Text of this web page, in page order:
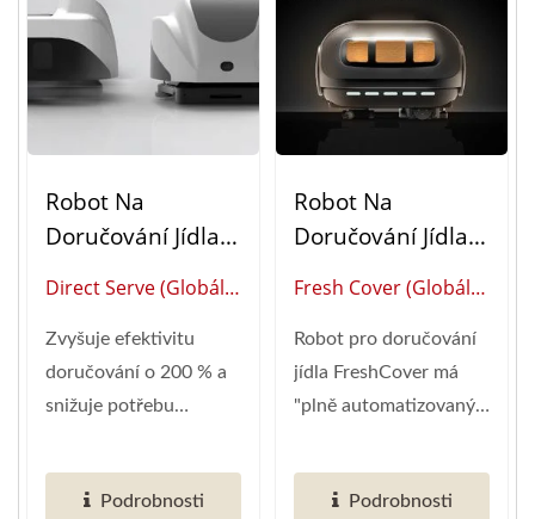
Robot Na
Doručování Jídla
Direct Serve (Globální
Automatizace
Zvyšuje efektivitu
doručování o 200 % a
snižuje potřebu
polovinu,...
Podrobnosti
Robot Na
Doručování Jídla
(rychlovlak)
Fresh Cover (globální
Automatizace
Restaurací)
Robot pro doručování
jídla FreshCover má
"plně automatizovaný
Podrobnosti